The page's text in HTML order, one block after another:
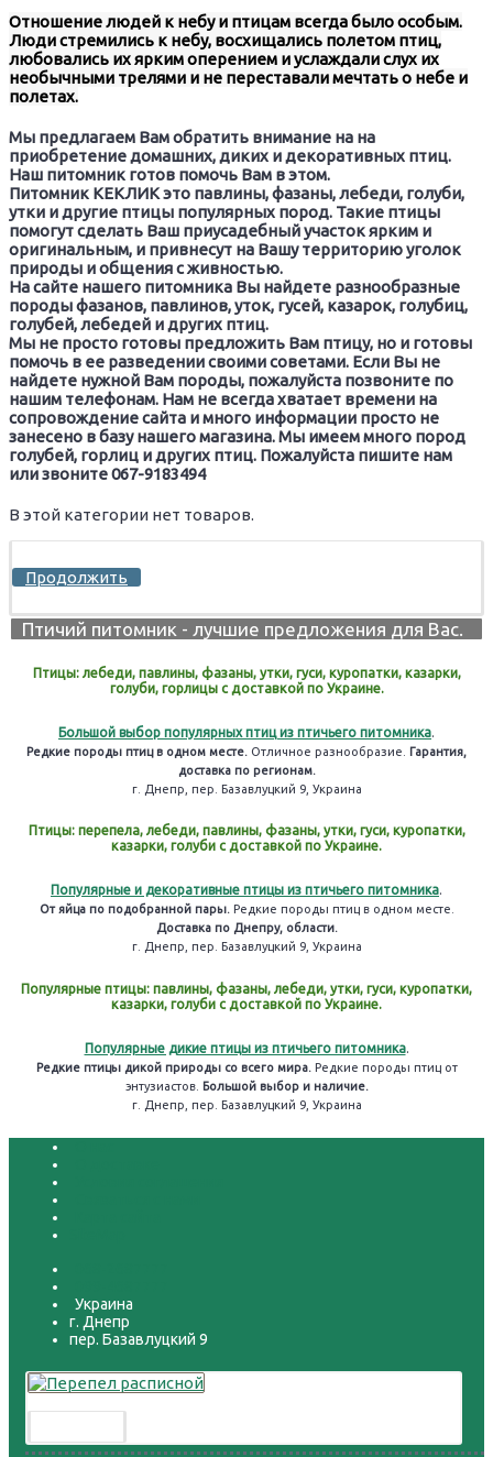
Отношение людей к небу и птицам всегда было особым.
Люди стремились к небу, восхищались полетом птиц,
любовались их ярким оперением и услаждали слух их
необычными трелями и не переставали мечтать о небе и
полетах.
Мы предлагаем Вам обратить внимание на на
приобретение домашних, диких и декоративных птиц.
Наш питомник готов помочь Вам в этом.
Питомник КЕКЛИК это павлины, фазаны, лебеди, голуби,
утки и другие птицы популярных пород. Такие птицы
помогут сделать Ваш приусадебный участок ярким и
оригинальным, и привнесут на Вашу территорию уголок
природы и общения с живностью.
На сайте нашего питомника Вы найдете разнообразные
породы фазанов, павлинов, уток, гусей, казарок, голубиц,
голубей, лебедей и других птиц.
Мы не просто готовы предложить Вам птицу, но и готовы
помочь в ее разведении своими советами. Если Вы не
найдете нужной Вам породы, пожалуйста позвоните по
нашим телефонам. Нам не всегда хватает времени на
сопровождение сайта и много информации просто не
занесено в базу нашего магазина. Мы имеем много пород
голубей, горлиц и других птиц. Пожалуйста пишите нам
или звоните 067-9183494
В этой категории нет товаров.
Продолжить
Птичий питомник - лучшие предложения для Вас.
Птицы: лебеди, павлины, фазаны, утки, гуси, куропатки, казарки,
голуби, горлицы с доставкой по Украине.
Большой выбор популярных птиц из птичьего питомника.
Редкие породы птиц в одном месте. Отличное разнообразие. Гарантия,
доставка по регионам.
г. Днепр, пер. Базавлуцкий 9, Украина
Птицы: перепела, лебеди, павлины, фазаны, утки, гуси, куропатки,
казарки, голуби с доставкой по Украине.
Популярные и декоративные птицы из птичьего питомника.
От яйца по подобранной пары. Редкие породы птиц в одном месте.
Доставка по Днепру, области.
г. Днепр, пер. Базавлуцкий 9, Украина
Популярные птицы: павлины, фазаны, лебеди, утки, гуси, куропатки,
казарки, голуби с доставкой по Украине.
Популярные дикие птицы из птичьего питомника.
Редкие птицы дикой природы со всего мира. Редкие породы птиц от
энтузиастов. Большой выбор и наличие.
г. Днепр, пер. Базавлуцкий 9, Украина
Украина
г. Днепр
пер. Базавлуцкий 9